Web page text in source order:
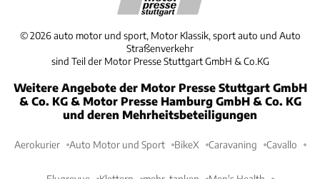
©2026 auto motor und sport, Motor Klassik, sport auto und Auto
Straßenverkehr
sind Teil der Motor Presse Stuttgart GmbH & Co.KG
Weitere Angebote der Motor Presse Stuttgart GmbH
& Co. KG & Motor Presse Hamburg GmbH & Co. KG
und deren Mehrheitsbeteiligungen
Aerokurier Auto Motor und Sport BikeX Caravaning Cavallo